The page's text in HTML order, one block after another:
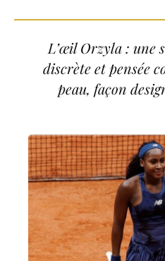
L’œil Orzyla : une
discrète et pensée
peau, façon